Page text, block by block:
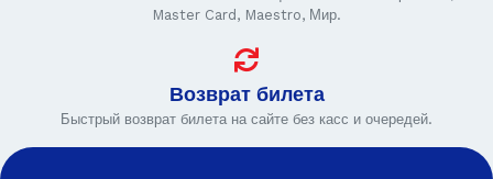
Master Card, Maestro, Мир.
Возврат билета
Быстрый возврат билета на сайте без касс и очередей.